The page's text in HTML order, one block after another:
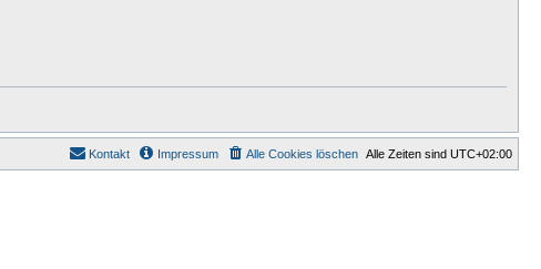
Alle Zeiten sind UTC+02:00
Alle Cookies löschen
Impressum
Kontakt